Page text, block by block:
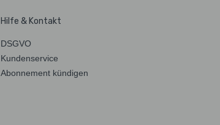
Hilfe & Kontakt
DSGVO
Kundenservice
Abonnement kündigen